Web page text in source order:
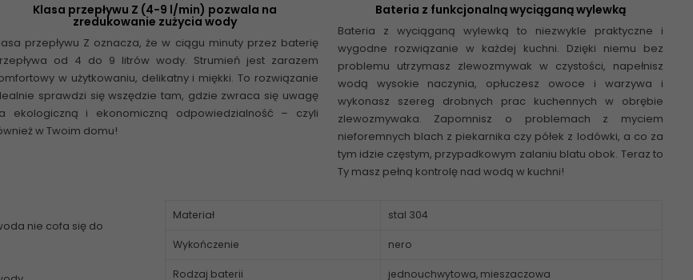
Klasa przepływu Z (4-9 l/min) pozwala na
zredukowanie zużycia wody
przepływu Z oznacza, że w ciągu minuty przez baterię
od 4 do 9 litrów wody. Strumień jest zarazem
w użytkowaniu, delikatny i miękki. To rozwiązanie
sprawdzi się wszędzie tam, gdzie zwraca się uwagę
ekologiczną i ekonomiczną odpowiedzialność – czyli
w Twoim domu!
Bateria z funkcjonalną wyciąganą wylewką
Bateria z wyciąganą wylewką to niezwykle praktyczne i
wygodne rozwiązanie w każdej kuchni. Dzięki niemu bez
problemu utrzymasz zlewozmywak w czystości, napełnisz
wodą wysokie naczynia, opłuczesz owoce i warzywa i
wykonasz szereg drobnych prac kuchennych w obrębie
zlewozmywaka. Zapomnisz o problemach z myciem
nieforemnych blach z piekarnika czy półek z lodówki, a co za
tym idzie częstym, przypadkowym zalaniu blatu obok. Teraz to
Ty masz pełną kontrolę nad wodą w kuchni!
nie cofa się do
Materiał stal 304
Wykończenie nero
Rodzaj baterii jednouchwytowa, mieszaczowa